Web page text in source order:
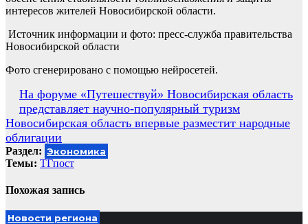
интересов жителей Новосибирской области.
Источник информации и фото: пресс-служба правительства
Новосибирской области
Фото сгенерировано с помощью нейросетей.
Навигация
по
записям
На форуме «Путешествуй» Новосибирская область
представляет научно-популярный туризм
Новосибирская область впервые разместит народные
облигации
Раздел: Экономика
Темы: ТГпост
Похожая запись
Новости региона